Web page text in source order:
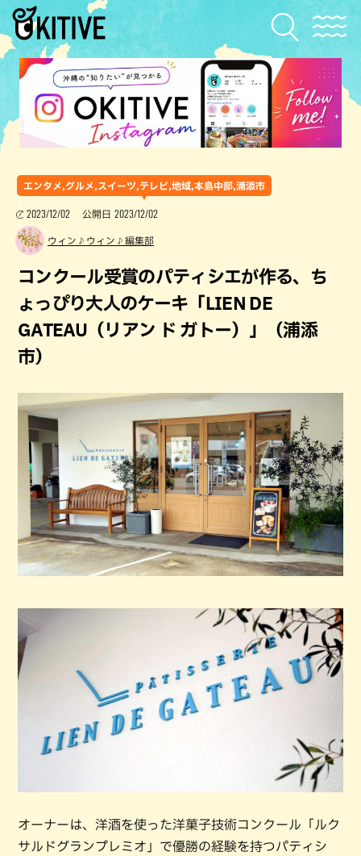
エンタメ,グルメ,スイーツ,テレビ,地域,本島中部,浦添市
2023/12/02 公開日 2023/12/02
ウィン♪ウィン♪編集部
コンクール受賞のパティシエが作る、ち
ょっぴり大人のケーキ「LIEN DE
GATEAU（リアン ド ガトー）」（浦添
市）
オーナーは、洋酒を使った洋菓子技術コンクール「ルク
サルドグランプレミオ」で優勝の経験を持つパティシ